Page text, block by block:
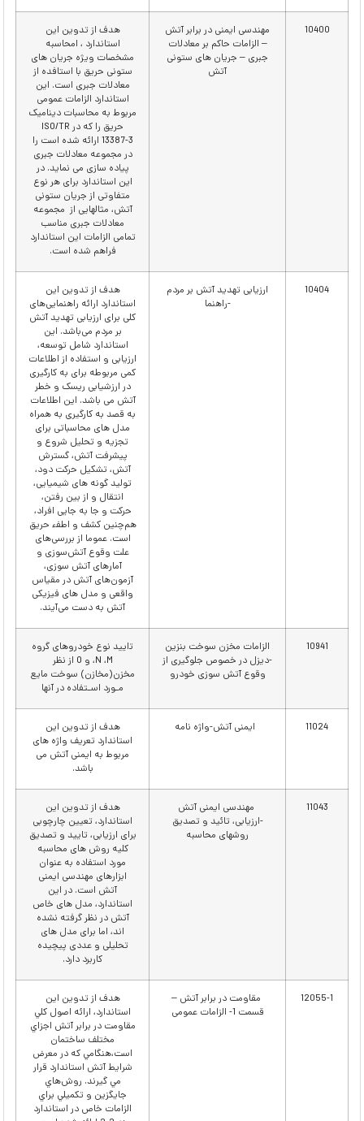
10400
مهندسی ایمنی در برابر آتش
– الزامات حاکم بر معادلات
جبری – جریان های ستونی
آتش
هدف از تدوین این
استاندارد ، امحاسبه
مشخصات ویژه جریان های
ستونی حریق با استافده از
معادلات جبری است. این
استاندارد الزامات عمومی
مربوط به محاسبات دینامیک
حریق را که در ISO/TR
13387-3 ارائه شده است را
در مجموعه معادلات جبری
پیاده سازی می نماید. در
این استاندارد برای هر نوع
متفاوتی از جریان ستونی
آتش، مثالهایی از مجموعه
معادلات جبری مناسب
تمامی الزامات این استاندارد
فراهم شده است.
10404
ارزیابی تهدید آتش بر مردم
-راهنما
ﻫﺪف از ﺗﺪوﯾﻦ اﯾﻦ
اﺳﺘﺎﻧﺪارد اراﺋﻪ راﻫﻨﻤﺎﯾﯽﻫﺎی
ﮐﻠﯽ ﺑﺮای ارزﯾﺎﺑﯽ ﺗﻬﺪﯾﺪ آﺗﺶ
ﺑﺮ ﻣﺮدم ﻣﯽﺑﺎﺷﺪ. اﯾﻦ
اﺳﺘﺎﻧﺪارد ﺷﺎﻣﻞ ﺗﻮﺳﻌﻪ،
ارزﯾﺎﺑﯽ و اﺳﺘﻔﺎده از اﻃﻼﻋﺎت
ﮐﻤﯽ ﻣﺮﺑﻮﻃﻪ ﺑﺮای ﺑﻪ ﮐﺎرﮔﯿﺮی
در ارزﺷﯿﺎﺑﯽ رﯾﺴﮏ و ﺧﻄﺮ
آﺗﺶ ﻣﯽ ﺑﺎﺷﺪ. اﯾﻦ اﻃﻼﻋﺎت
ﺑﻪ ﻗﺼﺪ ﺑﻪ ﮐﺎرﮔﯿﺮی ﺑﻪ ﻫﻤﺮاه
ﻣﺪل ﻫﺎی ﻣﺤﺎﺳﺒﺎﺗﯽ ﺑﺮای
ﺗﺠﺰﯾﻪ و ﺗﺤﻠﯿﻞ ﺷﺮوع و
ﭘﯿﺸﺮﻓﺖ آﺗﺶ، ﮔﺴﺘﺮش
آﺗﺶ، ﺗﺸﮑﯿﻞ ﺣﺮﮐﺖ دود،
ﺗﻮﻟﯿﺪ ﮔﻮﻧﻪ ﻫﺎی ﺷﯿﻤﯿﺎﯾﯽ،
اﻧﺘﻘﺎل و از ﺑﯿﻦ رﻓﺘﻦ،
ﺣﺮﮐﺖ و ﺟﺎ ﺑﻪ ﺟﺎﯾﯽ اﻓﺮاد،
ﻫﻢﭼﻨﯿﻦ ﮐﺸﻒ و اﻃﻔء ﺣﺮﯾﻖ
اﺳﺖ. ﻋﻤﻮﻣﺎ از ﺑﺮرﺳﯽﻫﺎی
ﻋﻠﺖ وﻗﻮع آﺗﺶﺳﻮزی و
آﻣﺎرﻫﺎی آﺗﺶ ﺳﻮزی،
آزﻣﻮنﻫﺎی آﺗﺶ در ﻣﻘﯿﺎس
واﻗﻌﯽ و ﻣﺪل ﻫﺎی ﻓﯿﺰﯾﮑﯽ
آﺗﺶ ﺑﻪ دﺳﺖ ﻣﯽآﯾﻨﺪ.
10941
الزامات مخزن سوخت بنزین
-دیزل در خصوص جلوگیری از
وقوع آتش سوزی خودرو
ﺗاﯾﯿﺪ ﻧﻮع ﺧﻮدروﻫﺎی ﮔﺮوه
N ،M، و O از ﻧﻈﺮ
ﻣﺨﺰن(ﻣﺨﺎزن) ﺳﻮﺧﺖ ﻣﺎﯾﻊ
ﻣـﻮرد اﺳـﺘﻔﺎده در آنها
11024 ایمنی آتش-واژه نامه
هدف از تدوین این
استاندارد تعریف واژه های
مربوط به ایمنی آتش می
باشد.
11043
مهندسی ایمنی آتش
-ارزیابی، تائید و تصدیق
روشهای محاسبه
هدف از تدوین این
استاندارد، تعیین چارچوبی
برای ارزیابی، تایید و تصدیق
کلیه روش های محاسبه
مورد استفاده به عنوان
ابزارهای مهندسی ایمنی
آتش است. در این
استاندارد، مدل های خاص
آتش در نظر گرفته نشده
اند، اما برای مدل های
تحلیلی و عددی پیچیده
کاربرد دارد.
12055-1
مقاومت در برابر آتش –
قسمت 1- الزامات عمومی
ﻫﺪف از ﺗﺪوﻳﻦ اﻳﻦ
اﺳﺘﺎﻧﺪارد، اراﺋﻪ اﺻﻮل ﻛﻠﻲ
ﻣﻘﺎوﻣﺖ در ﺑﺮاﺑﺮ آﺗﺶ اﺟﺰاي
ﻣﺨﺘﻠﻒ ﺳﺎﺧﺘﻤﺎن
اﺳﺖ،ﻫﻨﮕﺎﻣﻲ ﻛﻪ در ﻣﻌﺮض
ﺷﺮاﻳﻂ آﺗﺶ اﺳﺘﺎﻧﺪارد ﻗﺮار
ﻣﻲ ﮔﻴﺮﻧﺪ. روشﻫﺎي
ﺟﺎﻳﮕﺰﻳﻦ و ﺗﻜﻤﻴﻠﻲ ﺑﺮاي
اﻟﺰاﻣﺎت ﺧﺎص در اﺳﺘﺎﻧﺪارد